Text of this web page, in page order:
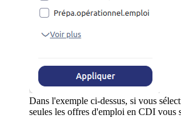
Dans l'exemple ci-dessus, si vous
seules les offres d'emploi en CDI vous